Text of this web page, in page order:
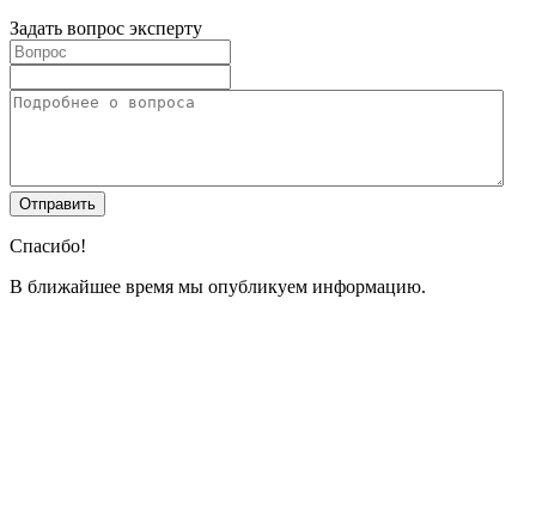
Задать вопрос эксперту
Спасибо!
В ближайшее время мы опубликуем информацию.